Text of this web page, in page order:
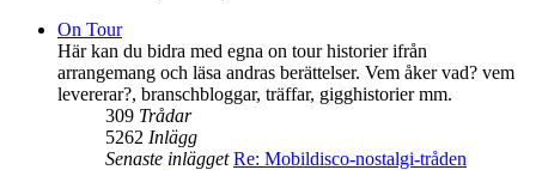
inlägget
On Tour
Här kan du bidra med egna on tour historier ifrån
arrangemang och läsa andras berättelser. Vem åker vad? vem
levererar?, branschbloggar, träffar, gigghistorier mm.
309 Trådar
5262 Inlägg
Senaste inlägget Re: Mobildisco-nostalgi-tråden